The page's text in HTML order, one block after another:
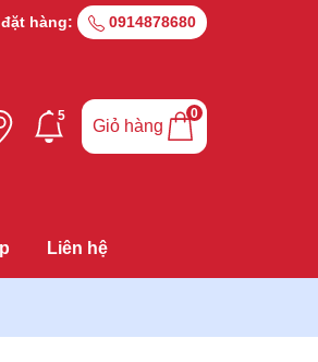
hàng: 0914878680
5
Giỏ hàng
0
Liên hệ